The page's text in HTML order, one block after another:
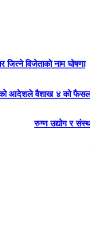
जित्ने विजेताको नाम घोषणा
आदेशले वैशाख ४ को फैसला
रुग्ण उद्योग र